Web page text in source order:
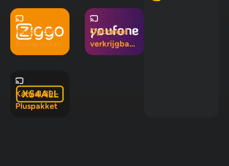
pakket
Kanaal 50 -
Basispakket
Optioneel
verkrijgbaar
in Mix 5, Mix
Kanaal 89 -
Pluspakket